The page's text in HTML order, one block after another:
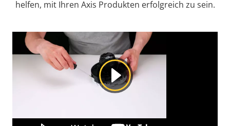
helfen, mit Ihren Axis Produkten erfolgreich zu sein.